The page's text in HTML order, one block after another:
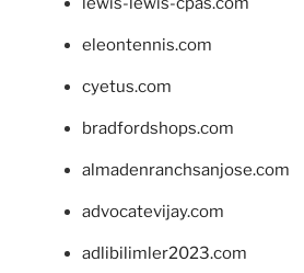
eleontennis.com
cyetus.com
bradfordshops.com
almadenranchsanjose.com
advocatevijay.com
adlibilimler2023.com